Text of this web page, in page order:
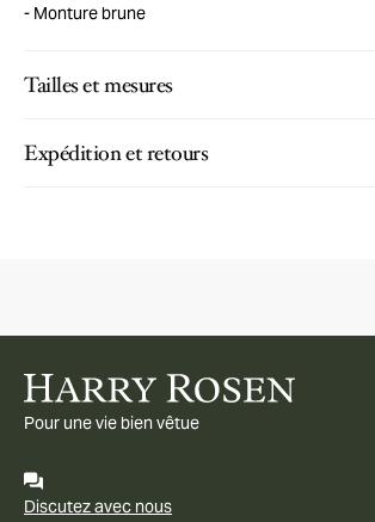
Monture brune
Tailles et mesures
Expédition et retours
Pour une vie bien vêtue
Discutez avec nous